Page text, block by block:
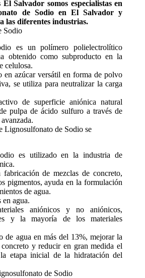
El Salvador somos especialistas en
de Sodio en El Salvador y
las diferentes industrias.
Sodio
es un polímero polielectrolítico
obtenido como subproducto en la
celulosa.
en azúcar versátil en forma de polvo
se utiliza para neutralizar la carga
de superficie aniónica natural
pulpa de ácido sulfuro a través de
Lignosulfonato de Sodio se
es utilizado en la industria de
fabricación de mezclas de concreto,
pigmentos, ayuda en la formulación
de agua.
agua.
aniónicos y no aniónicos,
y la mayoría de los materiales
de agua en más del 13%, mejorar la
y reducir en gran medida el
etapa inicial de la hidratación del
de Sodio